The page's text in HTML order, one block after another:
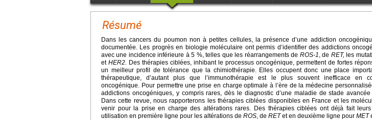
Résumé
Dans les cancers du poumon non à petites cellules, la présence d’une addiction
documentée. Les progrès en biologie moléculaire ont permis d’identifier des addictions
avec une incidence inférieure à 5 %, telles que les réarrangements de ROS-1 , de RET, les
et HER2. Des thérapies ciblées, inhibant le processus oncogénique, permettent de fortes
un meilleur profil de tolérance que la chimiothérapie. Elles occupent donc une place
thérapeutique, d’autant plus que l’immunothérapie est le plus souvent inefficace en
oncogénique. Pour permettre une prise en charge optimale à l’ère de la médecine
addictions oncogéniques, y compris rares, dès le diagnostic d’une maladie de stade avancée
Dans cette revue, nous rapporterons les thérapies ciblées disponibles en France et les
venir pour la prise en charge des altérations rares. Des thérapies ciblées ont déjà fait
utilisation en première ligne pour les altérations de ROS , de RETet en deuxième ligne pour MET